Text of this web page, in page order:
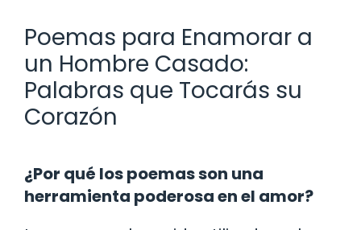
Poemas para Enamorar a
un Hombre Casado:
Palabras que Tocarás su
Corazón
¿Por qué los poemas son una
herramienta poderosa en el amor?